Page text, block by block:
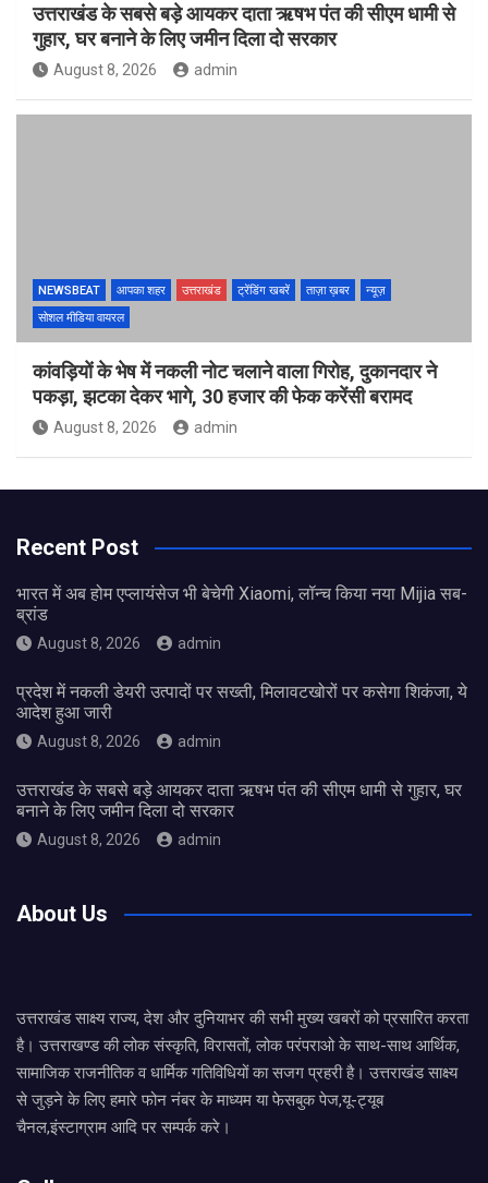
उत्तराखंड के सबसे बड़े आयकर दाता ऋषभ पंत की सीएम धामी से
गुहार, घर बनाने के लिए जमीन दिला दो सरकार
August 8, 2026 admin
NEWSBEAT आपका शहर उत्तराखंड ट्रेंडिंग खबरें ताज़ा ख़बर
न्यूज़
सोशल मीडिया वायरल
कांवड़ियों के भेष में नकली नोट चलाने वाला गिरोह, दुकानदार ने
पकड़ा, झटका देकर भागे, 30 हजार की फेक करेंसी बरामद
August 8, 2026 admin
Recent Post
भारत में अब होम एप्लायंसेज भी बेचेगी Xiaomi, लॉन्च किया नया Mijia सब-
ब्रांड
August 8, 2026 admin
प्रदेश में नकली डेयरी उत्पादों पर सख्ती, मिलावटखोरों पर कसेगा शिकंजा, ये
आदेश हुआ जारी
August 8, 2026 admin
उत्तराखंड के सबसे बड़े आयकर दाता ऋषभ पंत की सीएम धामी से गुहार, घर
बनाने के लिए जमीन दिला दो सरकार
August 8, 2026 admin
About Us
उत्तराखंड साक्ष्य राज्य, देश और दुनियाभर की सभी मुख्य खबरों को प्रसारित करता
है। उत्तराखण्ड की लोक संस्कृति, विरासतों, लोक परंपराओ के साथ-साथ आर्थिक,
सामाजिक राजनीतिक व धार्मिक गतिविधियों का सजग प्रहरी है। उत्तराखंड साक्ष्य
से जुड़ने के लिए हमारे फोन नंबर के माध्यम या फेसबुक पेज,यू-ट्यूब
चैनल,इंस्टाग्राम आदि पर सम्पर्क करे।